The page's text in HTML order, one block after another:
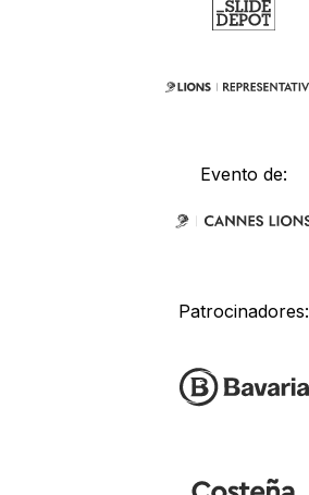
Evento de:
Patrocinadores: